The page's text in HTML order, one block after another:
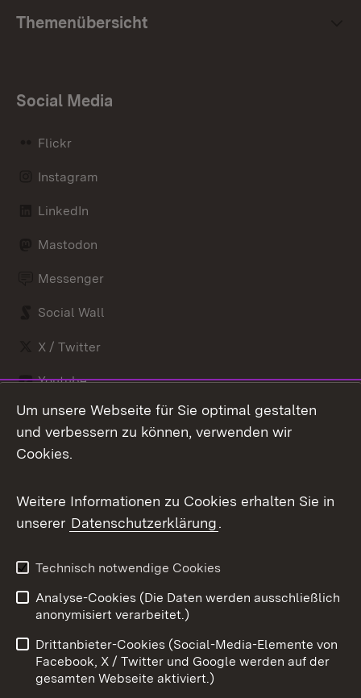
Themenübersicht
Social Media
Flickr
Instagram
LinkedIn
Mastodon
Messenger
Social Wall
X / Twitter
Youtube
Link zum Landesportal
Impressum
Datenschutz
Cookies
Um unsere Webseite für Sie optimal gestalten
und verbessern zu können, verwenden wir
Cookies.
Weitere Informationen zu Cookies erhalten Sie in
unserer Datenschutzerklärung.
Technisch notwendige Cookies
Analyse-Cookies (Die Daten werden ausschließlich
anonymisiert verarbeitet.)
Drittanbieter-Cookies (Social-Media-Elemente von
Facebook, X / Twitter und Google werden auf der
gesamten Webseite aktiviert.)